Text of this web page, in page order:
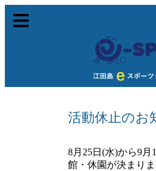
活動休止のお
8月25日(水)から9
館・休園が決まりま